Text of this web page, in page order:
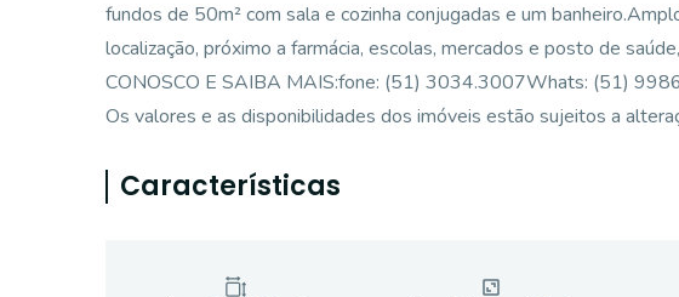
fundos de 50m² com sala e cozinha conjugadas e um
localização, próximo a farmácia, escolas, mercados e posto de
CONOSCO E SAIBA MAIS:fone: (51) 3034.3007Whats: (51)
Os valores e as disponibilidades dos imóveis estão sujeitos a
Características